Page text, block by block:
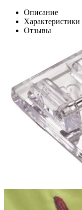
Описание
Характеристики
Отзывы